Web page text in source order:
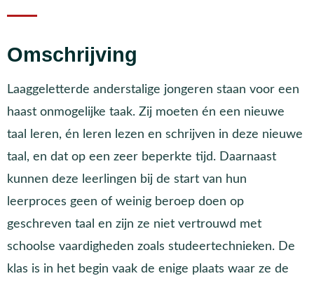
Omschrijving
Laaggeletterde anderstalige jongeren staan voor een
haast onmogelijke taak. Zij moeten én een nieuwe
taal leren, én leren lezen en schrijven in deze nieuwe
taal, en dat op een zeer beperkte tijd. Daarnaast
kunnen deze leerlingen bij de start van hun
leerproces geen of weinig beroep doen op
geschreven taal en zijn ze niet vertrouwd met
schoolse vaardigheden zoals studeertechnieken. De
klas is in het begin vaak de enige plaats waar ze de